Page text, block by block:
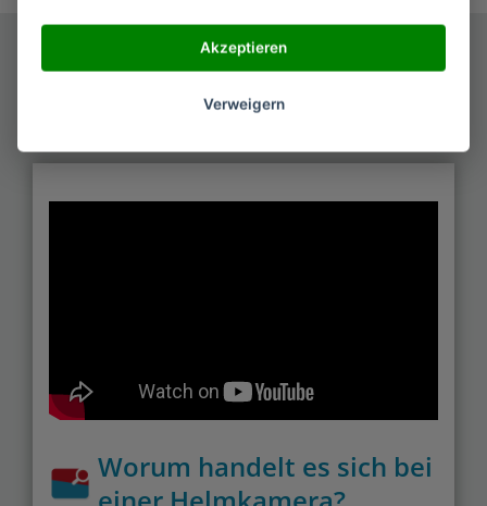
Helmkamera
Kaufberatung
Worum handelt es sich bei
Akzeptieren
Verweigern